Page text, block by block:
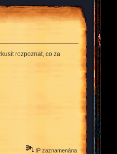
rozpoznat, co za
IP zaznamenána